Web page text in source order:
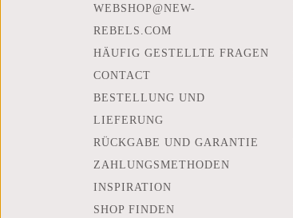
WEBSHOP@NEW-
REBELS.COM
HÄUFIG GESTELLTE FRAGEN
CONTACT
BESTELLUNG UND
LIEFERUNG
RÜCKGABE UND GARANTIE
ZAHLUNGSMETHODEN
INSPIRATION
SHOP FINDEN